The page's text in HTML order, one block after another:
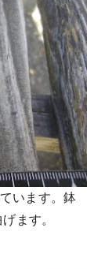
います。鉢
ます。